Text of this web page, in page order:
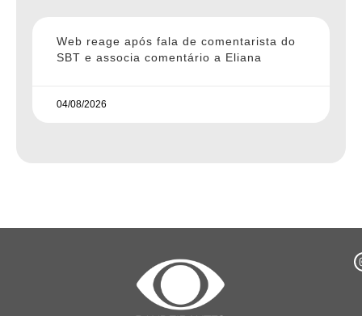
Web reage após fala de comentarista do
SBT e associa comentário a Eliana
04/08/2026